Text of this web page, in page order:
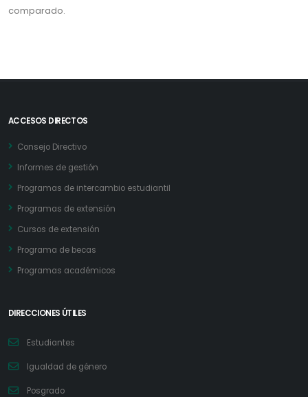
comparado.
ACCESOS DIRECTOS
Consejo Directivo
Informes de gestión
Programas de intercambio estudiantil
Programas de extensión
Cursos de extensión
Programa de becas
Programas académicos
DIRECCIONES ÚTILES
Estudiantes
Igualdad de género
Posgrado